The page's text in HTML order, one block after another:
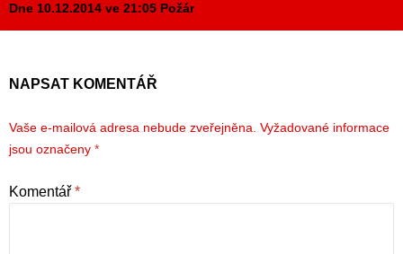
Dne 10.12.2014 ve 21:05 Požár
NAPSAT KOMENTÁŘ
Vaše e-mailová adresa nebude zveřejněna. Vyžadované informace
jsou označeny *
Komentář *